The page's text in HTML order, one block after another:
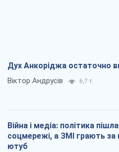
Дух Анкоріджа остаточно
Віктор Андрусів 6,7 т.
Війна і медіа: політика
соцмережі, а ЗМІ грають за
ютуб